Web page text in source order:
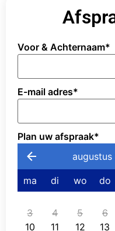
Voor & Achternaam*
E-mail adres*
Plan uw afspraak*
ma di wo do
3
4 5 6
10
11 12 13